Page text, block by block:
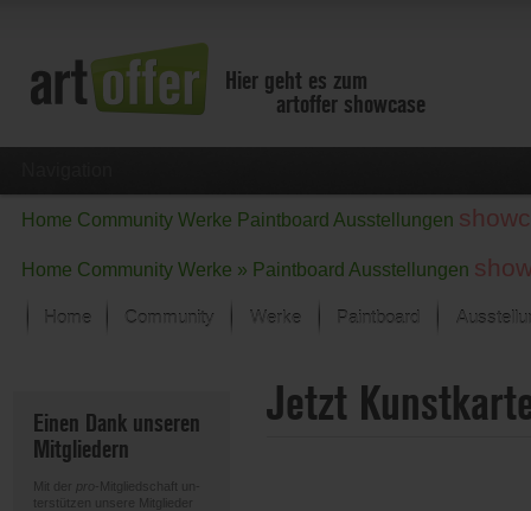
Hier geht es zum
artoffer showcase
Home Community Werke Paintboard Ausstellungen
Home Community Werke » Paintboard Ausstellungen
Home Community Werke
Der letzte Monat im Fokus
Alle Fokus-Werke
Paintboard
Einen Dank unseren
Mitgliedern
Mit der pro
-Mitgliedschaft un-
terstützen unsere Mitglieder
Jetzt